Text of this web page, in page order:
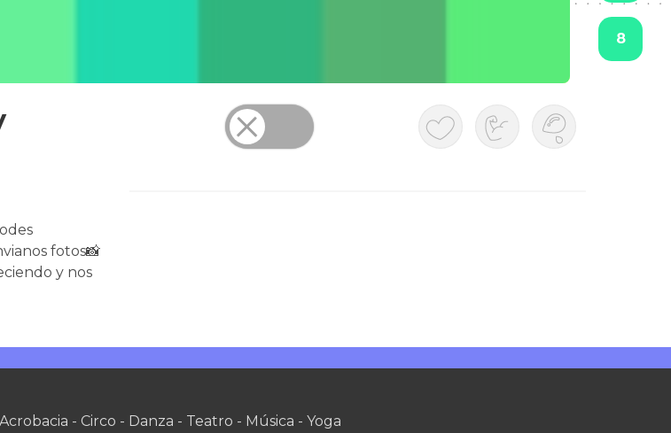
8
fotos📸
y nos
Acrobacia - Circo - Danza - Teatro - Música - Yoga